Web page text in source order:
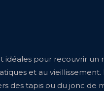
idéales pour recouvrir
et au
des tapis ou du jonc de